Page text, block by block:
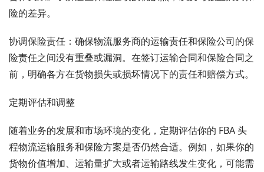
险的差异。
协调保险责任：确保物流服务商的运输责任和保险公司的保
险责任之间没有重叠或漏洞。在签订运输合同和保险合同之
前，明确各方在货物损失或损坏情况下的责任和赔偿方式。
定期评估和调整
随着业务的发展和市场环境的变化，定期评估你的 FBA 头
程物流运输服务和保险方案是否仍然合适。例如，如果你的
货物价值增加、运输量扩大或者运输路线发生变化，可能需